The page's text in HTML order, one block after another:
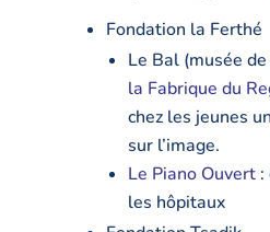
Fondation la Ferthé
Le Bal (musée
la Fabrique du
chez les jeunes
sur l’image.
Le Piano Ouvert :
les hôpitaux